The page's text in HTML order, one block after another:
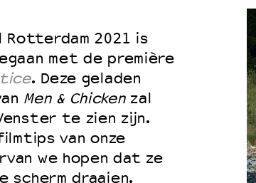
VNPF
2021 is
met de première
. Deze geladen
Men & Chickenzal
te zien zijn.
van onze
we hopen dat ze
draaien.